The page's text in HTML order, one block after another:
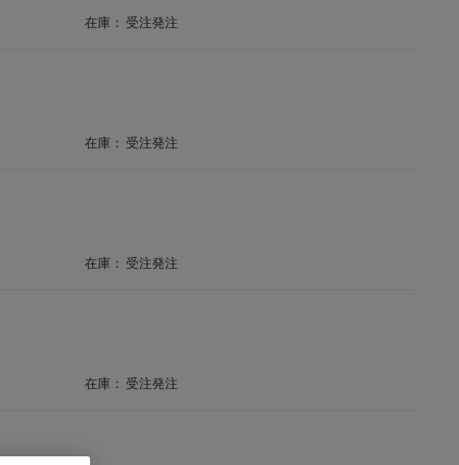
在庫： 受注発注
在庫： 受注発注
在庫： 受注発注
在庫： 受注発注